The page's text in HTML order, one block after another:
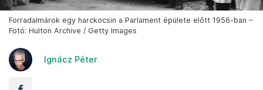
Forradalmárok egy harckocsin a Parlament épülete előtt 1956-ban –
Fotó: Hulton Archive / Getty Images
Ignácz Péter